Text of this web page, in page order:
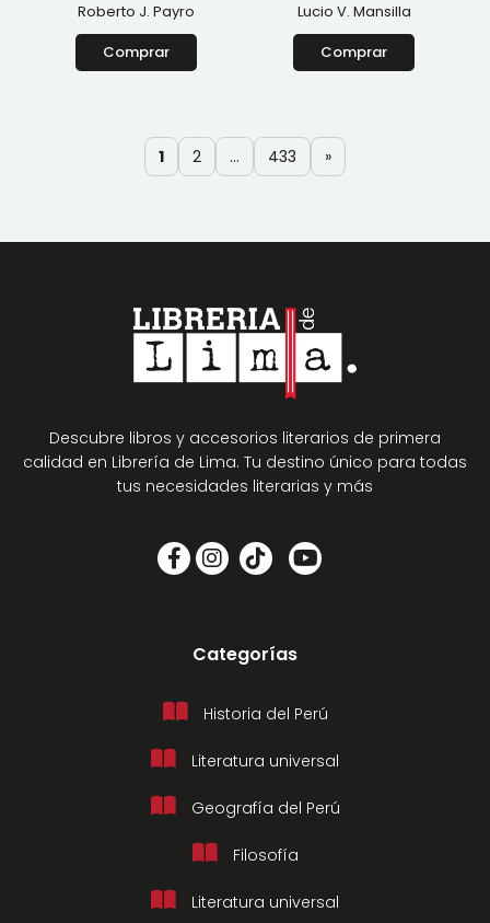
Roberto J. Payro
Comprar
Lucio V. Mansilla
Comprar
1 2 … 433 »
Descubre libros y accesorios literarios de primera
calidad en Librería de Lima. Tu destino único para todas
tus necesidades literarias y más
Categorías
Historia del Perú
Literatura universal
Geografía del Perú
Filosofía
Literatura universal